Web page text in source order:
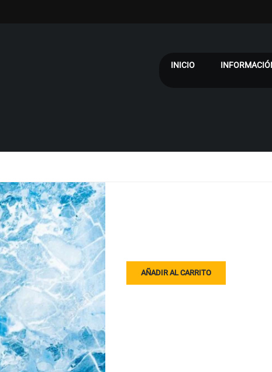
INICIO
cantidad
AÑADIR AL CARRITO